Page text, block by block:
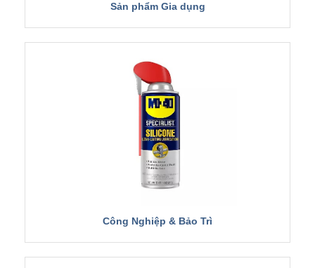
Sản phẩm Gia dụng
Công Nghiệp & Bảo Trì